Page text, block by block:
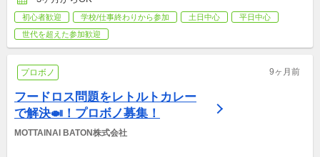
初心者歓迎 学校/仕事終わりから参加 土日中心
平日中心
世代を超えた参加歓迎
プロボノ 9ヶ月前
フードロス問題をレトルトカレー
で解決🍛！プロボノ募集！
MOTTAINAI BATON株式会社